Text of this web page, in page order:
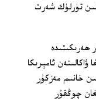
تۈرلۈك شەرت
ھەرىكىتىدە
ۋاكالىتەن ئامېرىكا
خانىم مەزكۇر
چوڭقۇر